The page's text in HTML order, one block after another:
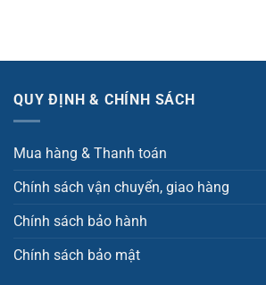
QUY ĐỊNH & CHÍNH SÁCH
Mua hàng & Thanh toán
Chính sách vận chuyển, giao hàng
Chính sách bảo hành
Chính sách bảo mật